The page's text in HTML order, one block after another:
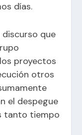
días.
discurso que
proyectos
otros
el despegue
tanto tiempo